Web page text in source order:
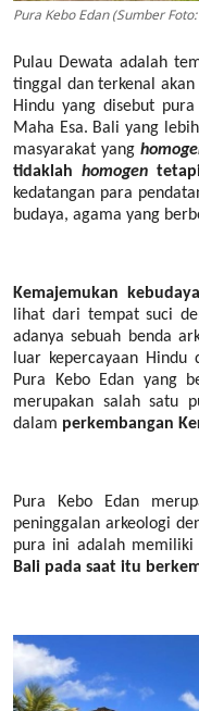
Pura Kebo Edan (Sumber
Pulau Dewata adalah
tinggal dan terkenal
Hindu yang disebut
Maha Esa. Bali yang
masyarakat yang
tidaklah homogen
kedatangan para
budaya, agama yang
Kemajemukan
lihat dari tempat suci
adanya sebuah benda
luar kepercayaan
Pura Kebo Edan yang
merupakan salah satu
dalam perkembangan
Pura Kebo Edan
peninggalan arkeologi
pura ini adalah memiliki
Bali pada saat itu